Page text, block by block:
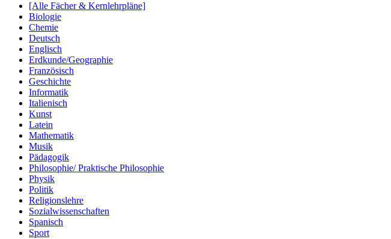
[Alle Fächer & Kernlehrpläne]
Biologie
Chemie
Deutsch
Englisch
Erdkunde/Geographie
Französisch
Geschichte
Informatik
Italienisch
Kunst
Latein
Mathematik
Musik
Pädagogik
Philosophie/ Praktische Philosophie
Physik
Politik
Religionslehre
Sozialwissenschaften
Spanisch
Sport